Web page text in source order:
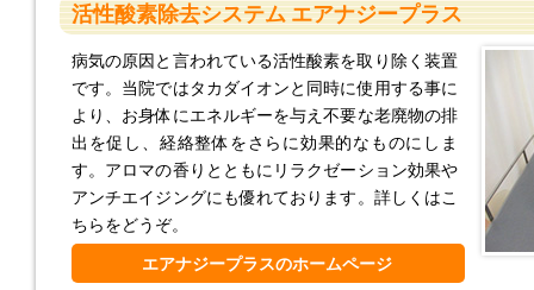
活性酸素除去システム エアナジープラス
病気の原因と言われている活性酸素を取り除く装置
です。当院ではタカダイオンと同時に使用する事に
より、お身体にエネルギーを与え不要な老廃物の排
出を促し、経絡整体をさらに効果的なものにしま
す。アロマの香りとともにリラクゼーション効果や
アンチエイジングにも優れております。詳しくはこ
ちらをどうぞ。
エアナジープラスのホームページ